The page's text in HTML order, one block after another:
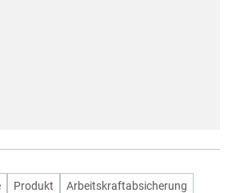
Produkt
Arbeitskraftabsicherung